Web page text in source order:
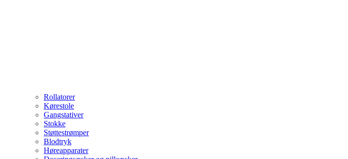
Rollatorer
Kørestole
Gangstativer
Stokke
Støttestrømper
Blodtryk
Høreapparater